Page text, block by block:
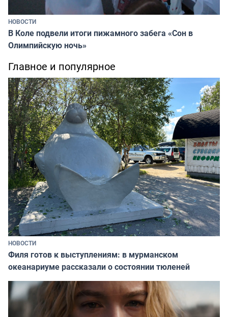
НОВОСТИ
В Коле подвели итоги пижамного забега «Сон в
Олимпийскую ночь»
Главное и популярное
НОВОСТИ
Филя готов к выступлениям: в мурманском
океанариуме рассказали о состоянии тюленей